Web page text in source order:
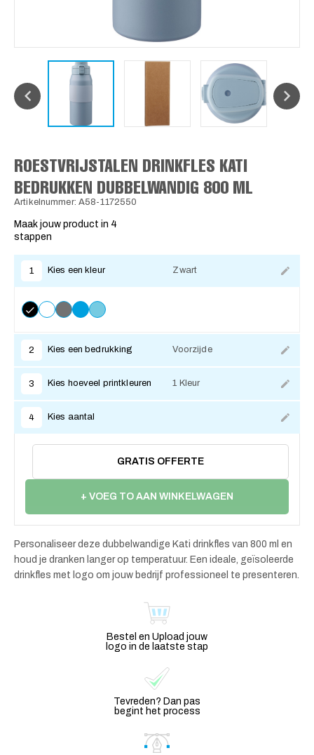
ROESTVRIJSTALEN DRINKFLES KATI
BEDRUKKEN DUBBELWANDIG 800 ML
Artikelnummer: A58-1172550
Maak jouw product in 4
stappen
1 Kies een kleur Zwart
2 Kies een bedrukking Voorzijde
3 Kies hoeveel printkleuren 1 Kleur
4 Kies aantal
GRATIS OFFERTE
+ VOEG TO AAN WINKELWAGEN
Personaliseer deze dubbelwandige Kati drinkfles van 800 ml en
houd je dranken langer op temperatuur. Een ideale, geïsoleerde
drinkfles met logo om jouw bedrijf professioneel te presenteren.
Bestel en Upload jouw
logo in de laatste stap
Tevreden? Dan pas
begint het process